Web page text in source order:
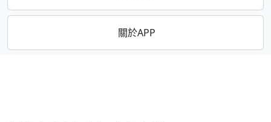
關於APP